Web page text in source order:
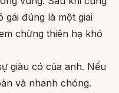
gái đúng là một giai
chừng thiên hạ khó
giàu có của anh. Nếu
và nhanh chóng.